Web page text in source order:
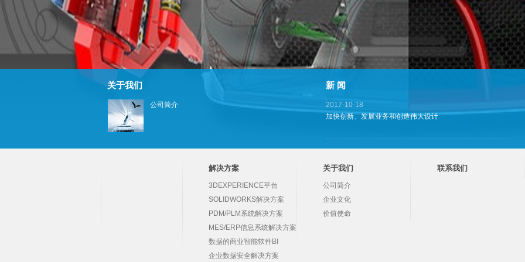
关于我们
公司简介
新 闻
2017-10-18
加快创新、发展业务和创造伟大设计
解决方案
3DEXPERIENCE平台
SOLIDWORKS解决方案
PDM/PLM系统解决方案
MES/ERP信息系统解决方案
数据的商业智能软件BI
企业数据安全解决方案
关于我们
公司简介
企业文化
价值使命
联系我们